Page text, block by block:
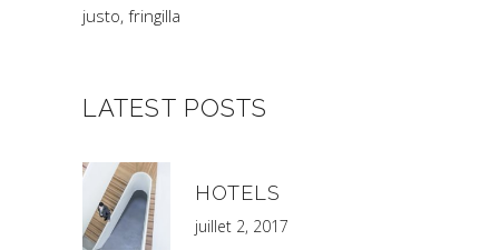
justo, fringilla
LATEST POSTS
HOTELS
juillet 2, 2017